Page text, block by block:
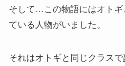
そして…この物語にはオトギ
ている人物がいました。
それはオトギと同じクラスで